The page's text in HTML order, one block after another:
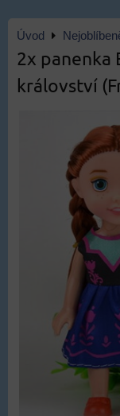
Úvod
2x panenka
království